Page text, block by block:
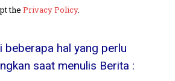
the Privacy Policy.
beberapa hal yang perlu
saat menulis Berita :